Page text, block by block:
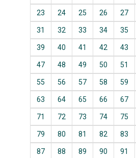
23 24 25 26 27
31 32 33 34 35
39 40 41 42 43
47 48 49 50 51
55 56 57 58 59
63 64 65 66 67
71 72 73 74 75
79 80 81 82 83
87 88 89 90 91